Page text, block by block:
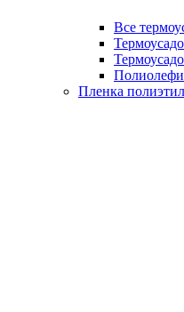
Все
Пленка